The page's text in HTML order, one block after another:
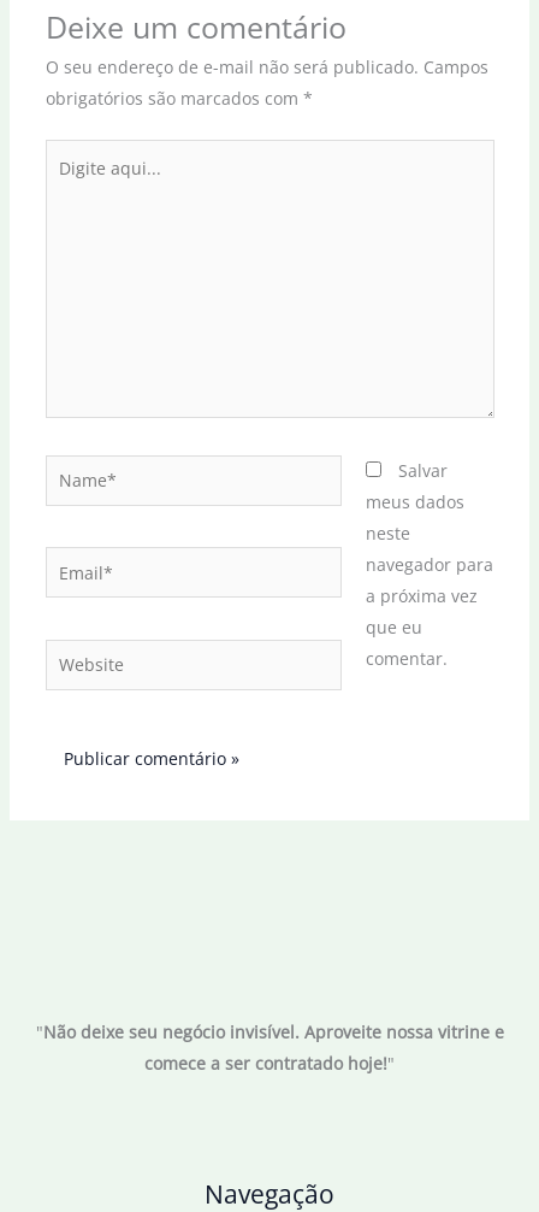
Deixe um comentário
O seu endereço de e-mail não será publicado. Campos
obrigatórios são marcados com *
aqui...
Name*
Email*
Website
Salvar
meus dados
neste
navegador para
a próxima vez
que eu
comentar.
"Não deixe seu negócio invisível. Aproveite nossa vitrine e
comece a ser contratado hoje!"
Navegação